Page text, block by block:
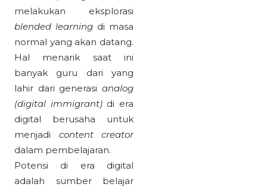
melakukan eksplorasi
blended learning di masa
normal yang akan datang.
Hal menarik saat ini
banyak guru dari yang
lahir dari generasi analog
(digital immigrant)di era
digital berusaha untuk
menjadi content creator
dalam pembelajaran.
Potensi di era digital
adalah sumber belajar